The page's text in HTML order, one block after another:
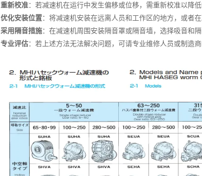
重新校准：若减速机在运行中发生偏移或位移，需重新校准以降低
优化安装位置：将减速机安装在远离人员和工作区的地方，或者
采用隔音措施：在减速机周围安装隔音罩或隔音墙，选择吸音和隔
专业评估：若上述方法无法解决问题，可请专业维修人员或制造